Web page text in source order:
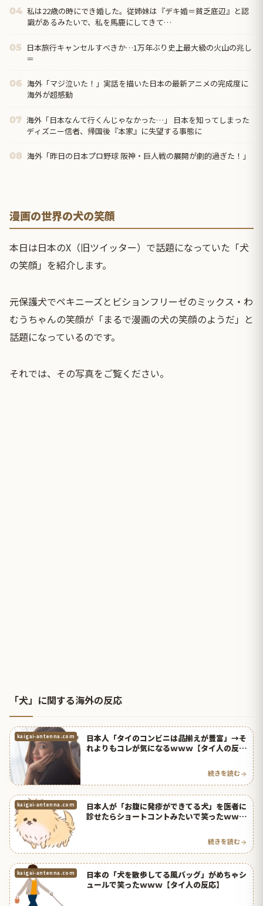
04 私は22歳の時にでき婚した。従姉妹は『デキ婚＝貧乏底辺』と認
識があるみたいで、私を馬鹿にしてきて…
05 日本旅行キャンセルすべきか…1万年ぶり史上最大級の火山の兆し
＝
06 海外「マジ泣いた！」実話を描いた日本の最新アニメの完成度に
海外が超感動
07 海外「日本なんて行くんじゃなかった…」 日本を知ってしまった
ディズニー信者、帰国後『本家』に失望する事態に
08 海外「昨日の日本プロ野球 阪神・巨人戦の展開が劇的過ぎた！」
漫画の世界の犬の笑顔
本日は日本のX（旧ツイッター）で話題になっていた「犬
の笑顔」を紹介します。
元保護犬でペキニーズとビションフリーゼのミックス・わ
むうちゃんの笑顔が「まるで漫画の犬の笑顔のようだ」と
話題になっているのです。
それでは、その写真をご覧ください。
「犬」に関する海外の反応
kaigai-antenna.com
日本人「タイのコンビニは品揃えが豊富」→そ
れよりもコレが気になるｗｗｗ【タイ人の反
続きを読む
kaigai-antenna.com
日本人が「お腹に発疹ができてる犬」を医者に
診せたらショートコントみたいで笑ったｗｗｗ
続きを読む
kaigai-antenna.com
日本の「犬を散歩してる風バッグ」がめちゃシ
ュールで笑ったｗｗｗ【タイ人の反応】